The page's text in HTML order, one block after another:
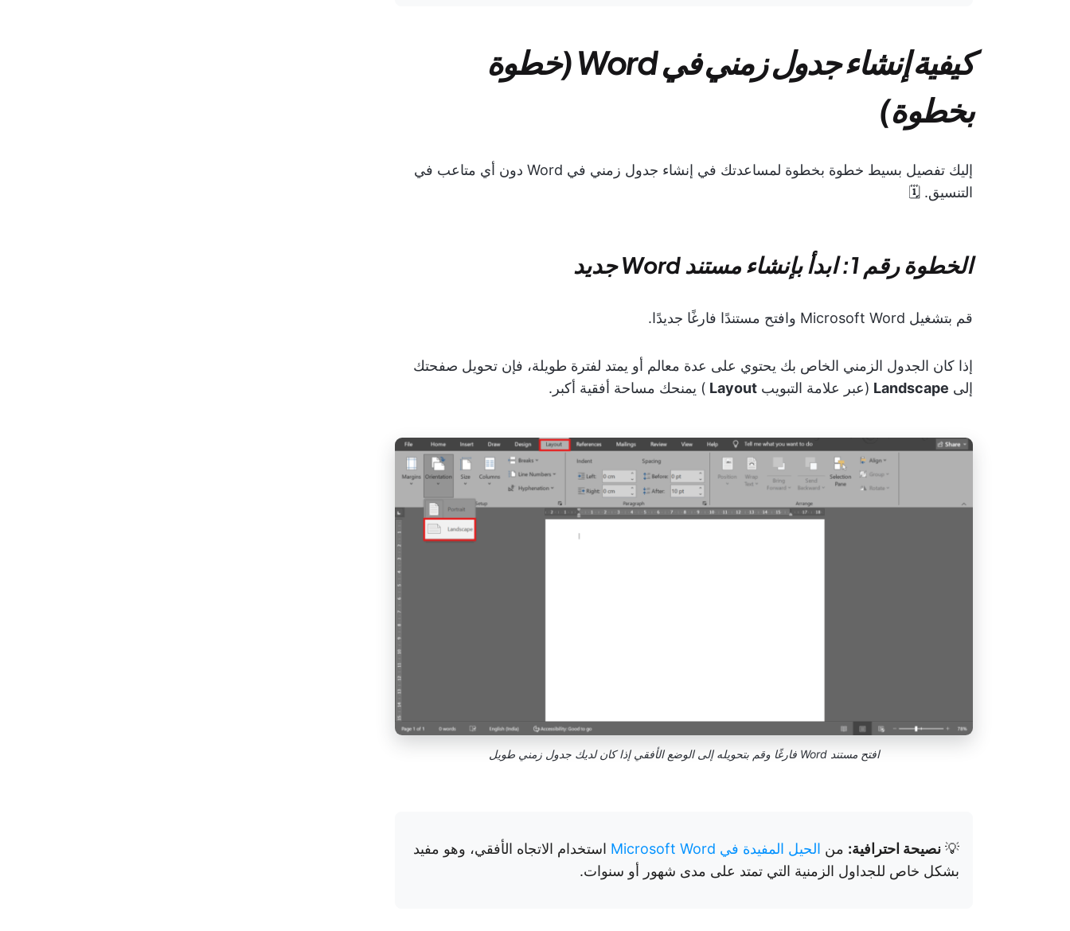
كيفية إنشاء جدول زمني في Word (خطوة
بخطوة)
إليك تفصيل بسيط خطوة بخطوة لمساعدتك في إنشاء جدول زمني في Word دون أي متاعب في
التنسيق. 🗓️
الخطوة رقم 1: ابدأ بإنشاء مستند Word جديد
قم بتشغيل Microsoft Word وافتح مستندًا فارغًا جديدًا.
إذا كان الجدول الزمني الخاص بك يحتوي على عدة معالم أو يمتد لفترة طويلة، فإن تحويل صفحتك
إلى Landscape (عبر علامة التبويب Layout ) يمنحك مساحة أفقية أكبر.
افتح مستند Word فارغًا وقم بتحويله إلى الوضع الأفقي إذا كان لديك جدول زمني طويل
💡 نصيحة احترافية: من الحيل المفيدة في Microsoft Word
استخدام الاتجاه الأفقي، وهو مفيد
بشكل خاص للجداول الزمنية التي تمتد على مدى شهور أو سنوات.